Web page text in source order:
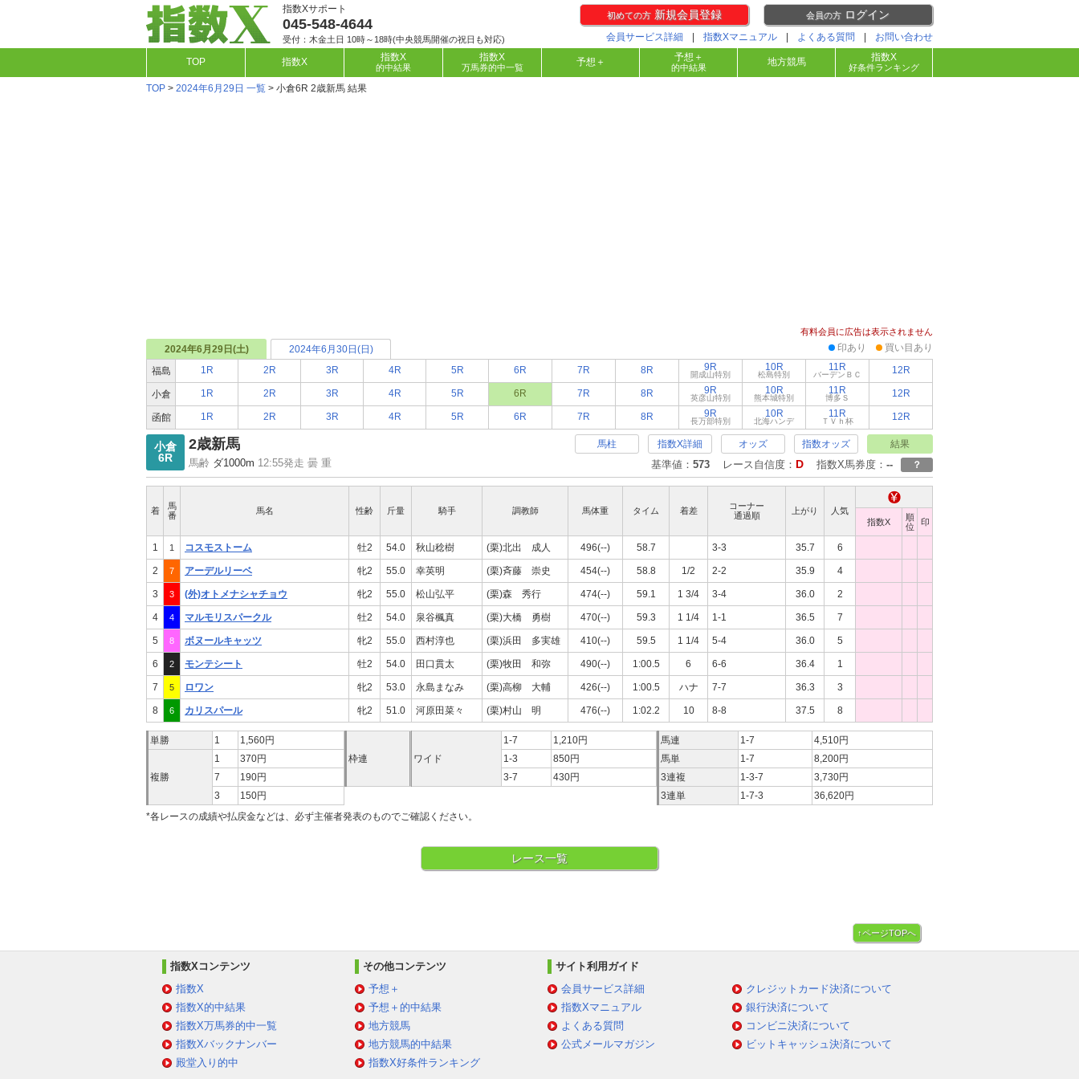
指数Xサポート
045-548-4644
受付：木金土日 10時～18時(中央競馬開催の祝日も対応)
初めての方新規会員登録 会員の方 ログイン
会員サービス詳細 指数Xマニュアル よくある質問 お問い合わせ
TOP 指数X 指数X
的中結果
指数X
万馬券的中一覧 予想＋ 予想＋
的中結果 地方競馬 指数X
好条件ランキング
TOP > 2024年6月29日 一覧 > 小倉6R 2歳新馬 結果
有料会員に広告は表示されません
2024年6月29日(土) 2024年6月30日(日) 印あり 買い目あり
福島 1R 2R 3R 4R 5R 6R 7R 8R 9R
開成山特別
10R
松島特別
11R
バーデンＢＣ 12R
小倉 1R 2R 3R 4R 5R 6R 7R 8R 9R
英彦山特別
10R
熊本城特別
11R
博多Ｓ 12R
函館 1R 2R 3R 4R 5R 6R 7R 8R 9R
長万部特別
10R
北海ハンデ
11R
ＴＶｈ杯 12R
小倉
6R
2歳新馬
馬齢 ダ1000m 12:55発走 曇 重
馬柱 指数X詳細 オッズ 指数オッズ 結果
基準値： 573 レース自信度： D 指数X馬券度： -- ？
着
馬
番
馬名 性齢 斤量 騎手 調教師 馬体重 タイム 着差
コーナー
通過順
上がり
人気
指数X
順
位
印
1 1 コスモストーム 牡2 54.0 秋山稔樹 (栗)北出 成人 496(--) 58.7 3-3 35.7 6
2 7 アーデルリーベ 牝2 55.0 幸英明 (栗)斉藤 崇史 454(--) 58.8 1/2 2-2 35.9 4
3 3 (外)オトメナシャチョウ 牝2 55.0 松山弘平 (栗)森 秀行 474(--) 59.1 1 3/4 3-4 36.0 2
4 4 マルモリスパークル 牡2 54.0 泉谷楓真 (栗)大橋 勇樹 470(--) 59.3 1 1/4 1-1 36.5 7
5 8 ボヌールキャッツ 牝2 55.0 西村淳也 (栗)浜田 多実雄 410(--) 59.5 1 1/4 5-4 36.0 5
6 2 モンテシート 牡2 54.0 田口貫太 (栗)牧田 和弥 490(--) 1:00.5 6 6-6 36.4 1
7 5 ロワン 牝2 53.0 永島まなみ (栗)高柳 大輔 426(--) 1:00.5 ハナ 7-7 36.3 3
8 6 カリスパール 牝2 51.0 河原田菜々 (栗)村山 明 476(--) 1:02.2 10 8-8 37.5 8
単勝 1 1,560円
複勝
1
370円
7
190円
3
150円
枠連 ワイド
1-7
1,210円
1-3
850円
3-7
430円
馬連 1-7
4,510円
馬単
1-7
8,200円
3連複
1-3-7
3,730円
3連単
1-7-3
36,620円
*各レースの成績や払戻金などは、必ず主催者発表のものでご確認ください。
レース一覧
↑ページTOPへ
指数Xコンテンツ
指数X
指数X的中結果
指数X万馬券的中一覧
指数Xバックナンバー
殿堂入り的中
その他コンテンツ
予想＋
予想＋的中結果
地方競馬
地方競馬的中結果
指数X好条件ランキング
サイト利用ガイド
会員サービス詳細
クレジットカード決済について
指数Xマニュアル
銀行決済について
よくある質問
コンビニ決済について
公式メールマガジン
ビットキャッシュ決済について